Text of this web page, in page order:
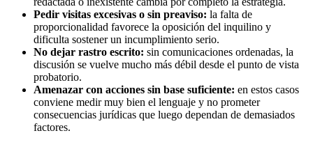
Pedir visitas excesivas o sin preaviso: la falta de
proporcionalidad favorece la oposición del inquilino y
dificulta sostener un incumplimiento serio.
No dejar rastro escrito: sin comunicaciones ordenadas, la
discusión se vuelve mucho más débil desde el punto de vista
probatorio.
Amenazar con acciones sin base suficiente: en estos casos
conviene medir muy bien el lenguaje y no prometer
consecuencias jurídicas que luego dependan de demasiados
factores.